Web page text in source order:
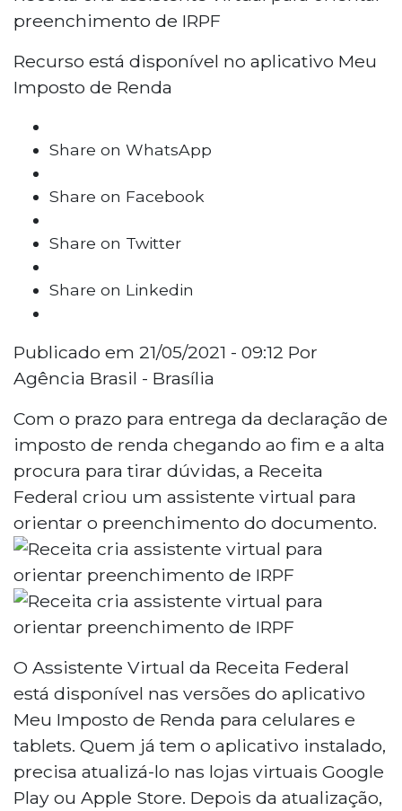
preenchimento de IRPF
Recurso está disponível no aplicativo Meu
Imposto de Renda
Share on WhatsApp
Share on Facebook
Share on Twitter
Share on Linkedin
Publicado em 21/05/2021 - 09:12 Por
Agência Brasil - Brasília
Com o prazo para entrega da declaração de
imposto de renda chegando ao fim e a alta
procura para tirar dúvidas, a Receita
Federal criou um assistente virtual para
orientar o preenchimento do documento.
O Assistente Virtual da Receita Federal
está disponível nas versões do aplicativo
Meu Imposto de Renda para celulares e
tablets. Quem já tem o aplicativo instalado,
precisa atualizá-lo nas lojas virtuais Google
Play ou Apple Store. Depois da atualização,